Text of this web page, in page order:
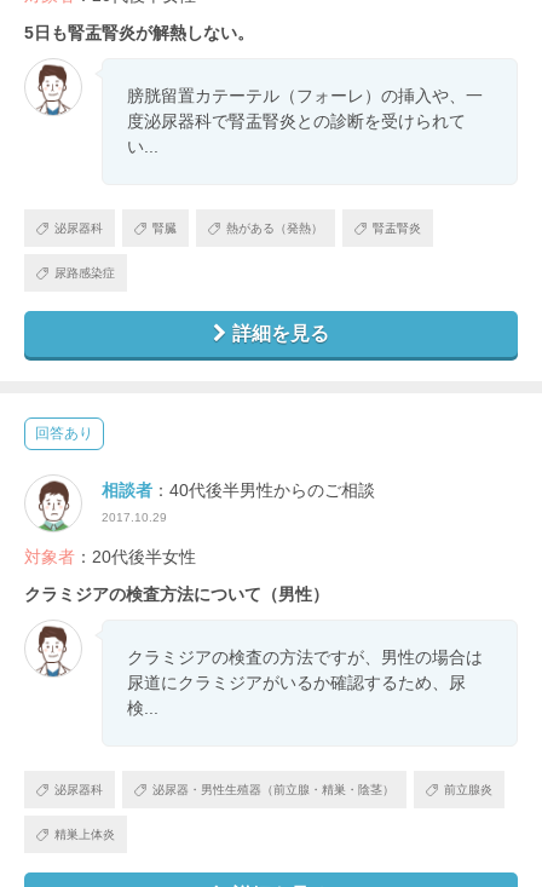
5日も腎盂腎炎が解熱しない。
膀胱留置カテーテル（フォーレ）の挿入や、一
度泌尿器科で腎盂腎炎との診断を受けられて
い...
泌尿器科 腎臓 熱がある（発熱） 腎盂腎炎
尿路感染症
詳細を見る
回答あり
相談者 ：40代後半男性からのご相談
2017.10.29
対象者 ：20代後半女性
クラミジアの検査方法について（男性）
クラミジアの検査の方法ですが、男性の場合は
尿道にクラミジアがいるか確認するため、尿
検...
泌尿器科 泌尿器・男性生殖器（前立腺・精巣・陰茎） 前立腺炎
精巣上体炎